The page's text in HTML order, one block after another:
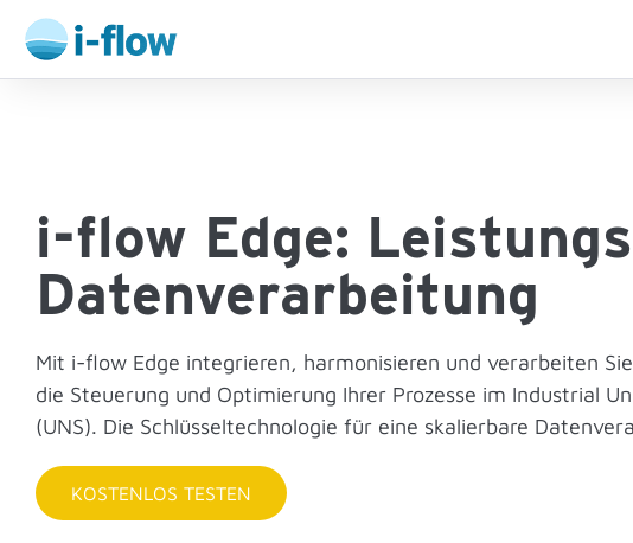
i-flow Edge:
Daten­verarbeitung
Mit i-flow Edge integrieren, harmonisieren und verarbeiten
die Steuerung und Optimierung Ihrer Prozesse im Industrial
(UNS). Die Schlüssel­technologie für eine skalierbare
KOSTENLOS TESTEN